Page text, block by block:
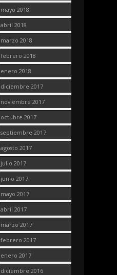
mayo 2018
abril 2018
marzo 2018
febrero 2018
enero 2018
diciembre 2017
noviembre 2017
octubre 2017
septiembre 2017
agosto 2017
julio 2017
junio 2017
mayo 2017
abril 2017
marzo 2017
febrero 2017
enero 2017
diciembre 2016